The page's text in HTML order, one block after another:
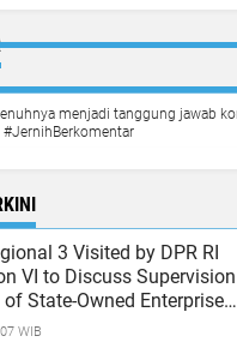
menjadi tanggung jawab
#JernihBerkomentar
3 Visited by DPR RI
VI to Discuss
State-Owned Enterprise
WIB